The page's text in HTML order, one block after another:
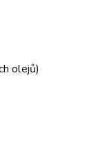
olejů)